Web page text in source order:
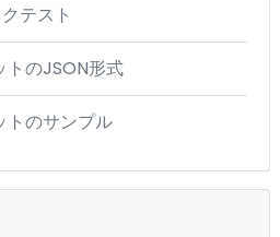
テスト
のJSON形式
のサンプル